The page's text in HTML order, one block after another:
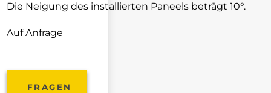
Die Neigung des installierten Paneels beträgt 10°.
Auf Anfrage
FRAGEN